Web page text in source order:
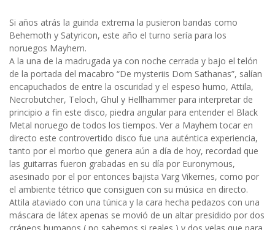
Si años atrás la guinda extrema la pusieron bandas como
Behemoth y Satyricon, este año el turno sería para los
noruegos Mayhem.
A la una de la madrugada ya con noche cerrada y bajo el telón
de la portada del macabro “De mysteriis Dom Sathanas”, salían
encapuchados de entre la oscuridad y el espeso humo, Attila,
Necrobutcher, Teloch, Ghul y Hellhammer para interpretar de
principio a fin este disco, piedra angular para entender el Black
Metal noruego de todos los tiempos. Ver a Mayhem tocar en
directo este controvertido disco fue una auténtica experiencia,
tanto por el morbo que genera aún a día de hoy, recordad que
las guitarras fueron grabadas en su día por Euronymous,
asesinado por el por entonces bajista Varg Vikernes, como por
el ambiente tétrico que consiguen con su música en directo.
Attila ataviado con una túnica y la cara hecha pedazos con una
máscara de látex apenas se movió de un altar presidido por dos